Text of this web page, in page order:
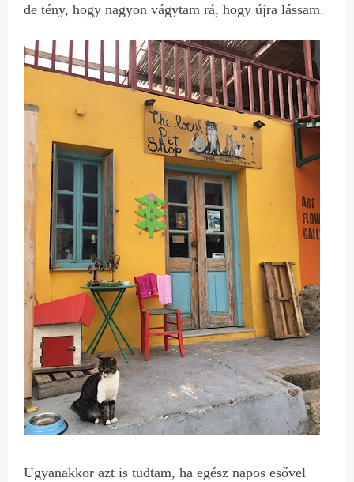
de tény, hogy nagyon vágytam rá, hogy újra lássam.
Ugyanakkor azt is tudtam, ha egész napos esővel